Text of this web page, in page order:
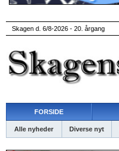
Skagen d. 6/8-2026 - 20. årgang
FORSIDE
Alle nyheder Diverse nyt